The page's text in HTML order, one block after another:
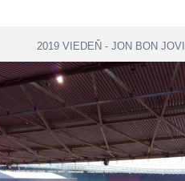
2019 VIEDEŇ - JON BON JOVI